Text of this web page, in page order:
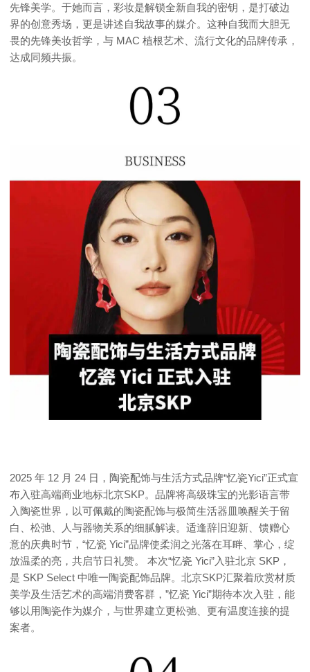
先锋美学。于她而言，彩妆是解锁全新自我的密钥，是打破边
界的创意秀场，更是讲述自我故事的媒介。这种自我而大胆无
畏的先锋美妆哲学，与 MAC 植根艺术、流行文化的品牌传承，
达成同频共振。
2025 年 12 月 24 日，陶瓷配饰与生活方式品牌“忆瓷Yici”正式宣
布入驻高端商业地标北京SKP。品牌将高级珠宝的光影语言带
入陶瓷世界，以可佩戴的陶瓷配饰与极简生活器皿唤醒关于留
白、松弛、人与器物关系的细腻解读。适逢辞旧迎新、馈赠心
意的庆典时节，“忆瓷 Yici”品牌使柔润之光落在耳畔、掌心，绽
放温柔的亮，共启节日礼赞。 本次“忆瓷 Yici”入驻北京 SKP，
是 SKP Select 中唯一陶瓷配饰品牌。北京SKP汇聚着欣赏材质
美学及生活艺术的高端消费客群，”忆瓷 Yici”期待本次入驻，能
够以用陶瓷作为媒介，与世界建立更松弛、更有温度连接的提
案者。